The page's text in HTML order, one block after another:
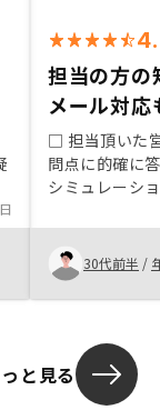
担当の方の
メール対
□ 担当頂いた
問点に的確に
シミュレーシ
ものだった。
返信早く安心
価格の良し悪
優劣はあるは
はそうかもし
間になり兼ね
立場になって
30代前半 /
と見る